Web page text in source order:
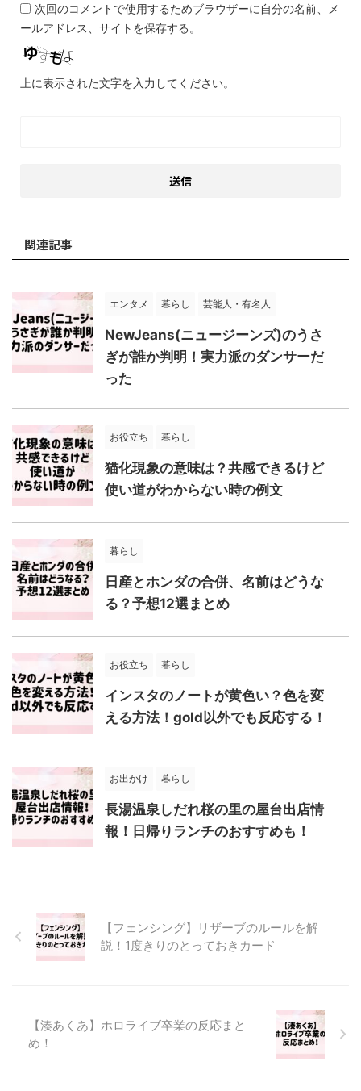
次回のコメントで使用するためブラウザーに自分の名前、メ
ールアドレス、サイトを保存する。
上に表示された文字を入力してください。
関連記事
エンタメ 暮らし 芸能人・有名人
NewJeans(ニュージーンズ)のうさ
ぎが誰か判明！実力派のダンサーだ
った
お役立ち 暮らし
猫化現象の意味は？共感できるけど
使い道がわからない時の例文
暮らし
日産とホンダの合併、名前はどうな
る？予想12選まとめ
お役立ち 暮らし
インスタのノートが黄色い？色を変
える方法！gold以外でも反応する！
お出かけ 暮らし
長湯温泉しだれ桜の里の屋台出店情
報！日帰りランチのおすすめも！
【フェンシング】リザーブのルールを解
説！1度きりのとっておきカード
【湊あくあ】ホロライブ卒業の反応まと
め！